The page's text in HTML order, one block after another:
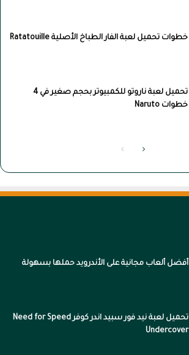
خطوات تحميل لعبة الفار الطباخ الأصلية Ratatouille
تحميل لعبة ناروتو للكمبيوتر بحجم صغير في 4
خطوات Naruto
الصفحةالصفحة
أفضل ألعاب مجانية على الأندرويد حملها بسهولة
تحميل لعبة نيد فور سبيد اندر كوفر Need for Speed
Undercover